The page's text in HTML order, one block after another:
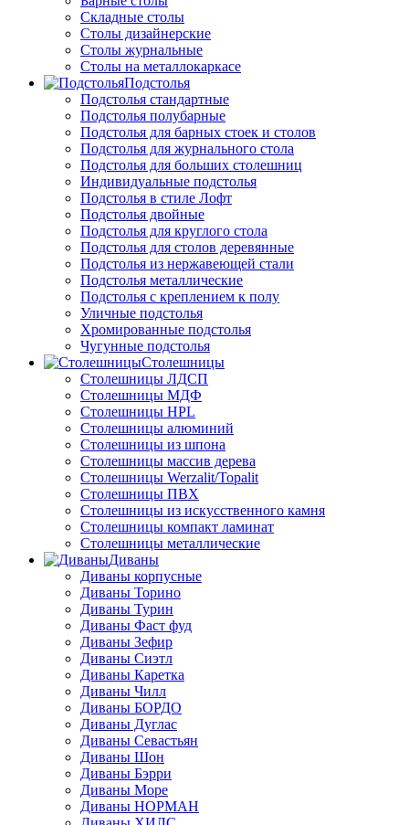
Складные столы
Столы дизайнерские
Столы журнальные
Столы на металлокаркасе
Подстолья
Подстолья стандартные
Подстолья полубарные
Подстолья для барных стоек и столов
Подстолья для журнального стола
Подстолья для больших столешниц
Индивидуальные подстолья
Подстолья в стиле Лофт
Подстолья двойные
Подстолья для круглого стола
Подстолья для столов деревянные
Подстолья из нержавеющей стали
Подстолья металлические
Подстолья с креплением к полу
Уличные подстолья
Хромированные подстолья
Чугунные подстолья
Столешницы
Столешницы ЛДСП
Столешницы МДФ
Столешницы HPL
Столешницы алюминий
Столешницы из шпона
Столешницы массив дерева
Столешницы Werzalit/Topalit
Столешницы ПВХ
Столешницы из искусственного камня
Столешницы компакт ламинат
Столешницы металлические
Диваны
Диваны корпусные
Диваны Торино
Диваны Турин
Диваны Фаст фуд
Диваны Зефир
Диваны Сиэтл
Диваны Каретка
Диваны Чилл
Диваны БОРДО
Диваны Дуглас
Диваны Севастьян
Диваны Шон
Диваны Бэрри
Диваны Море
Диваны НОРМАН